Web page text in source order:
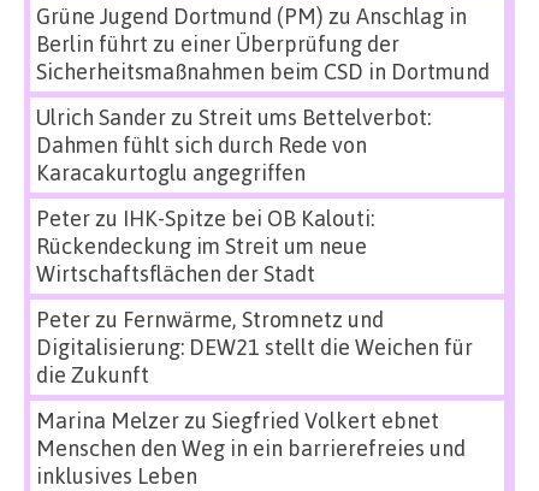
Grüne Jugend Dortmund (PM) zu Anschlag in
Berlin führt zu einer Überprüfung der
Sicherheitsmaßnahmen beim CSD in Dortmund
Ulrich Sanderzu Streit ums Bettelverbot:
Dahmen fühlt sich durch Rede von
Karacakurtoglu angegriffen
Peterzu IHK-Spitze bei OB Kalouti:
Rückendeckung im Streit um neue
Wirtschaftsflächen der Stadt
Peterzu Fernwärme, Stromnetz und
Digitalisierung: DEW21 stellt die Weichen für
die Zukunft
Marina Melzerzu Siegfried Volkert ebnet
Menschen den Weg in ein barrierefreies und
inklusives Leben